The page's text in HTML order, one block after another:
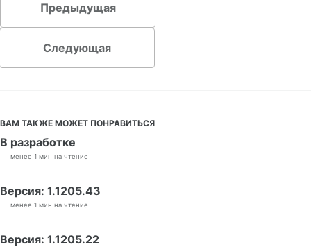
Предыдущая
Следующая
ВАМ ТАКЖЕ МОЖЕТ ПОНРАВИТЬСЯ
В разработке
менее 1 мин на чтение
Версия: 1.1205.43
менее 1 мин на чтение
Версия: 1.1205.22